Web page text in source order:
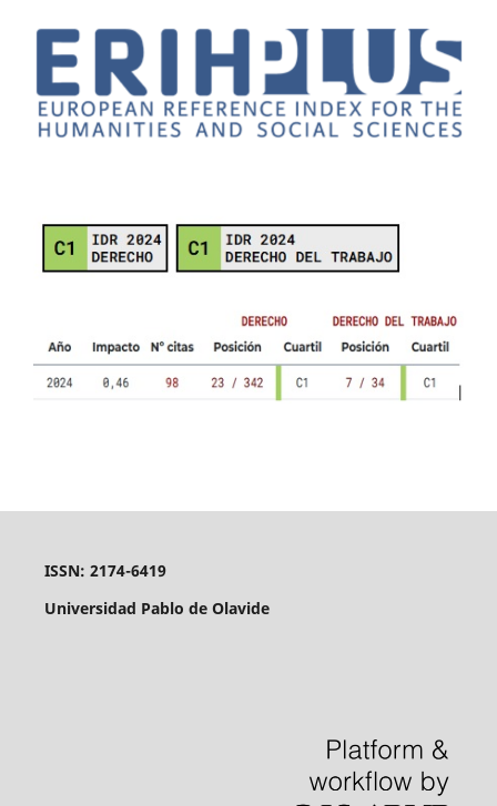
ISSN: 2174-6419
Universidad Pablo de Olavide